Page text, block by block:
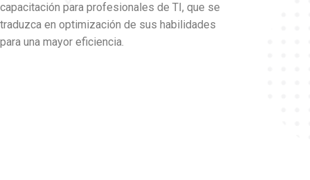
capacitación para profesionales de TI, que se
traduzca en optimización de sus habilidades
para una mayor eficiencia.